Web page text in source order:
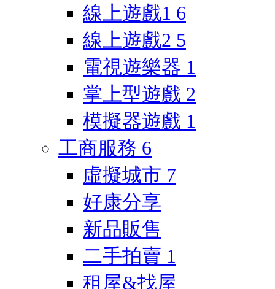
線上遊戲1 6
線上遊戲2 5
電視遊樂器 1
掌上型遊戲 2
模擬器遊戲 1
工商服務 6
虛擬城市 7
好康分享
新品販售
二手拍賣 1
租屋&找屋